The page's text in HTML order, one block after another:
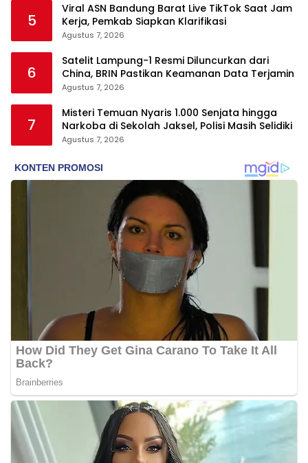
5
Viral ASN Bandung Barat Live TikTok Saat Jam
Kerja, Pemkab Siapkan Klarifikasi
Agustus 7, 2026
6
Satelit Lampung-1 Resmi Diluncurkan dari
China, BRIN Pastikan Keamanan Data Terjamin
Agustus 7, 2026
7
Misteri Temuan Nyaris 1.000 Senjata hingga
Narkoba di Sekolah Jaksel, Polisi Masih Selidiki
Agustus 7, 2026